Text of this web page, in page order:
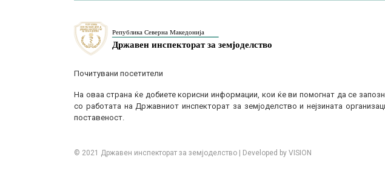
Почитувани посетители
На оваа страна ќе добиете корисни информации, кои ќе ви помогнат да се
со работата на Државниот инспекторат за земјоделство и нејзината
поставеност.
© 2021 Државен инспекторат за земјоделство | Developed by VISION